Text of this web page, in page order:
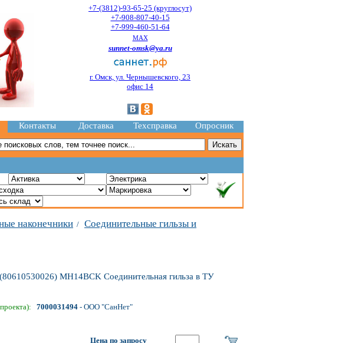
+7-(3812)-93-65-25 (круглосут)
+7-908-807-40-15
+7-999-460-51-64
MAX
sunnet-omsk@ya.ru
г. Омск, ул. Чернышевского, 23
офис 14
Контакты Доставка Техсправка Опросник
наконечники / Соединительные гильзы и
MH14BCK Соединительная гильза в ТУ
7000031494 - ООО "СанНет"
Цена по запросу